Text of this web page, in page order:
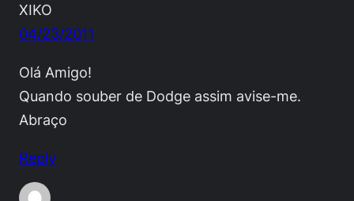
XIKO
04/23/2011
Olá Amigo!
Quando souber de Dodge assim avise-me.
Abraço
Reply